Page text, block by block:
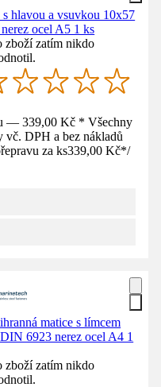
s hlavou a vsuvkou 10x57
ocel A5 1 ks
zboží zatím nikdo
— 339,00 Kč * Všechny
vč. DPH a bez nákladů
za ks339,00 Kč*/
matice s límcem
6923 nerez ocel A4 1
zboží zatím nikdo